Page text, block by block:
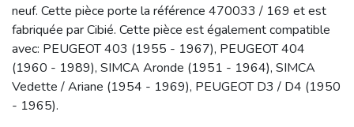
neuf. Cette pièce porte la référence 470033 / 169 et est
fabriquée par Cibié. Cette pièce est également compatible
avec: PEUGEOT 403 (1955 - 1967), PEUGEOT 404
(1960 - 1989), SIMCA Aronde (1951 - 1964), SIMCA
Vedette / Ariane (1954 - 1969), PEUGEOT D3 / D4 (1950
- 1965).